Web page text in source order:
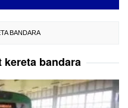
BANDARA
bandara